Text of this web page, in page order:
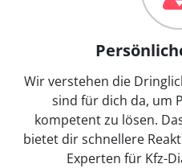
Wir verstehen die
sind für dich da, um
kompetent zu lösen.
bietet dir schnellere
Experten für Kfz-